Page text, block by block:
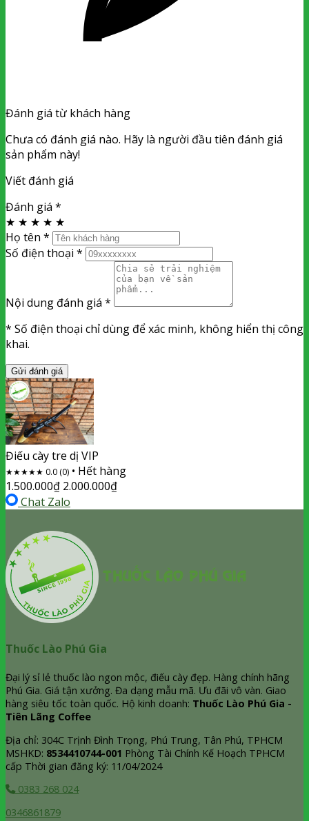
Đánh giá từ khách hàng
Chưa có đánh giá nào. Hãy là người đầu tiên đánh giá
sản phẩm này!
Viết đánh giá
Đánh giá *
★ ★ ★ ★ ★
Họ tên *
Số điện thoại *
Nội dung đánh giá *
* Số điện thoại chỉ dùng để xác minh, không hiển thị công
khai.
Gửi đánh giá
Điếu cày tre dị VIP
★★★★★ 0.0 (0) • Hết hàng
1.500.000₫ 2.000.000₫
Chat Zalo
Thuốc Lào Phú Gia
Đại lý sỉ lẻ thuốc lào ngon mộc, điếu cày đẹp. Hàng chính hãng
Phú Gia. Giá tận xưởng. Đa dạng mẫu mã. Ưu đãi vô vàn. Giao
hàng siêu tốc toàn quốc. Hộ kinh doanh: Thuốc Lào Phú Gia -
Tiên Lãng Coffee
Địa chỉ: 304C Trịnh Đình Trọng, Phú Trung, Tân Phú, TPHCM
MSHKD: 8534410744-001 Phòng Tài Chính Kế Hoạch TPHCM
cấp Thời gian đăng ký: 11/04/2024
0383 268 024
0346861879